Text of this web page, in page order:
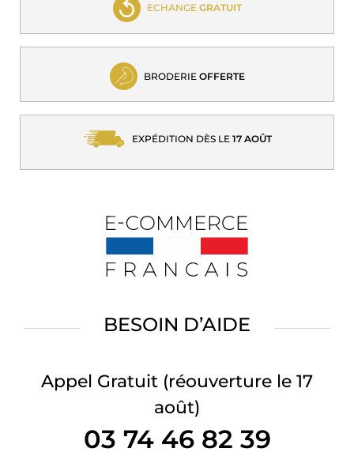
ECHANGE GRATUIT
BRODERIE OFFERTE
EXPÉDITION DÈS LE 17 AOÛT
BESOIN D’AIDE
Appel Gratuit (réouverture le 17
août)
03 74 46 82 39